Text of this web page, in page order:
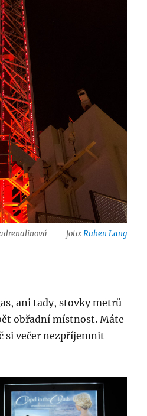
foto:Ruben Lang
ani tady, stovky metrů
obřadní místnost. Máte
si večer nezpříjemnit